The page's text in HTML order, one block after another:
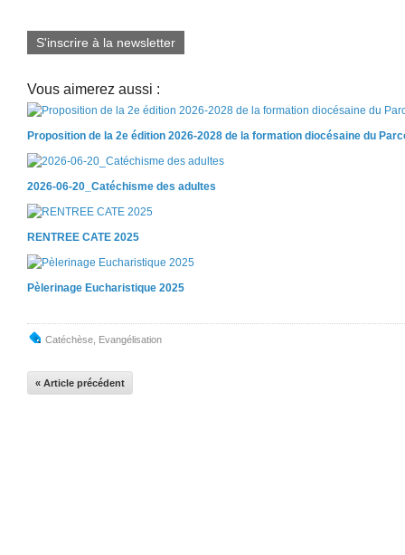
S'inscrire à la newsletter
Vous aimerez aussi :
Proposition de la 2e édition 2026-2028 de la formation diocésaine du
2026-06-20_Catéchisme des adultes
RENTREE CATE 2025
Pèlerinage Eucharistique 2025
Catéchèse Evangélisation
« Article précédent